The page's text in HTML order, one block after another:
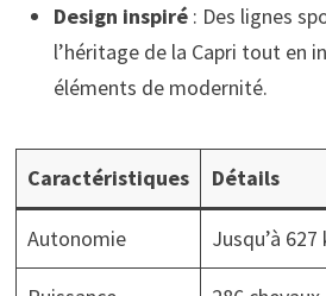
Design inspiré: Des lignes
l’héritage de la Capri tout en
éléments de modernité.
Caractéristiques Détails
Autonomie Jusqu’à 627